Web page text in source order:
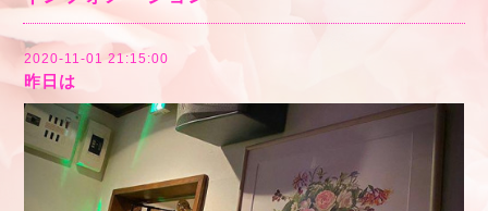
2020-11-01 21:15:00
昨日は